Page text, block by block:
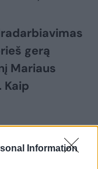
Information
gerą
Mariaus
Kaip
Iki šiol turiu